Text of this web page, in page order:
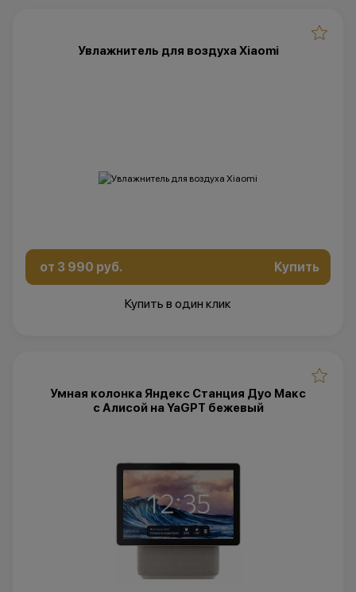
Увлажнитель для воздуха Xiaomi
от 3 990 руб. Купить
Купить в один клик
Умная колонка Яндекс Станция Дуо Макс
с Алисой на YaGPT бежевый